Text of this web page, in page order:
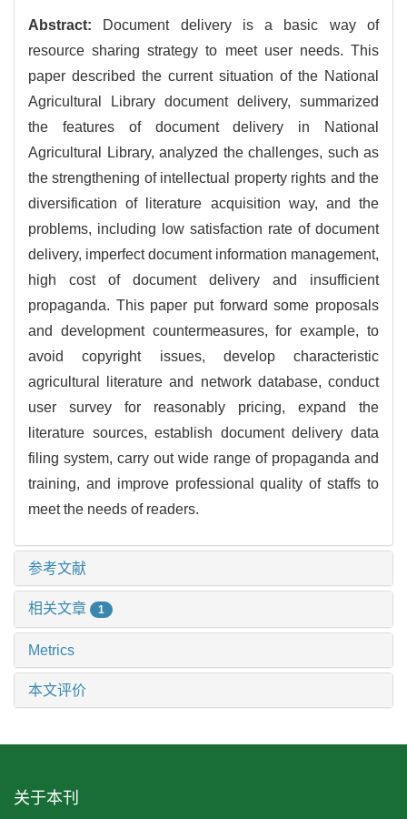
Abstract:
Document delivery is a basic way of
resource sharing strategy to meet user needs. This
paper described the current situation of the National
Agricultural Library document delivery, summarized
the features of document delivery in National
Agricultural Library, analyzed the challenges, such as
the strengthening of intellectual property rights and the
diversification of literature acquisition way, and the
problems, including low satisfaction rate of document
delivery, imperfect document information management,
high cost of document delivery and insufficient
propaganda. This paper put forward some proposals
and development countermeasures, for example, to
avoid copyright issues, develop characteristic
agricultural literature and network database, conduct
user survey for reasonably pricing, expand the
literature sources, establish document delivery data
filing system, carry out wide range of propaganda and
training, and improve professional quality of staffs to
meet the needs of readers.
参考文献
相关文章 1
Metrics
本文评价
关于本刊